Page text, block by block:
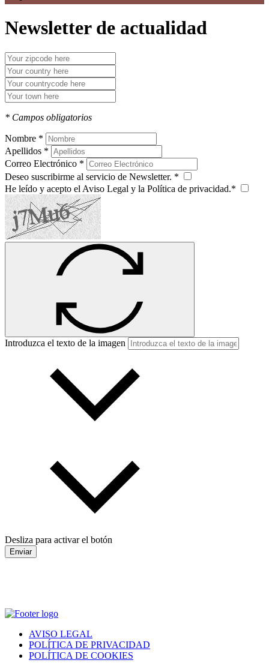
Newsletter de actualidad
* Campos obligatorios
Nombre *
Apellidos *
Correo Electrónico *
Deseo suscribirme al servicio de Newsletter. *
He leído y acepto el Aviso Legal y la Política de privacidad.*
Introduzca el texto de la imagen
Desliza para activar el botón
Enviar
AVISO LEGAL
POLÍTICA DE PRIVACIDAD
POLÍTICA DE COOKIES